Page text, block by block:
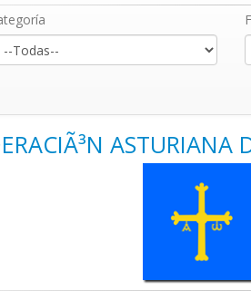
ASTURIANA